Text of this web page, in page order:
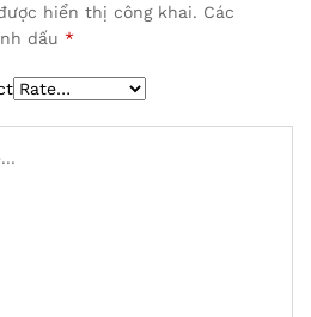
hiển thị công khai. Các
dấu *